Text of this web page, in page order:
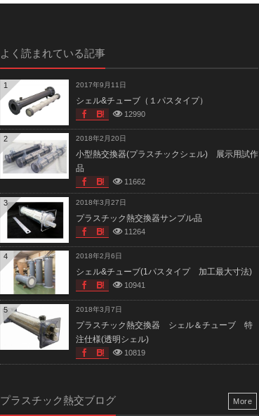
よく読まれている記事
2017年9月11日
シェル&チューブ（１パスタイプ）
12990
1
2018年2月20日
小型熱交換器(プラスチックシェル) 展示用試作
品
11662
2
2018年3月27日
プラスチック熱交換器サンプル品
11264
3
2018年2月6日
シェル&チューブ(1パスタイプ 加工最大寸法)
10941
4
2018年3月7日
プラスチック熱交換器 シェル＆チューブ 特
注仕様(透明シェル)
10819
5
プラスチック熱交ブログ More